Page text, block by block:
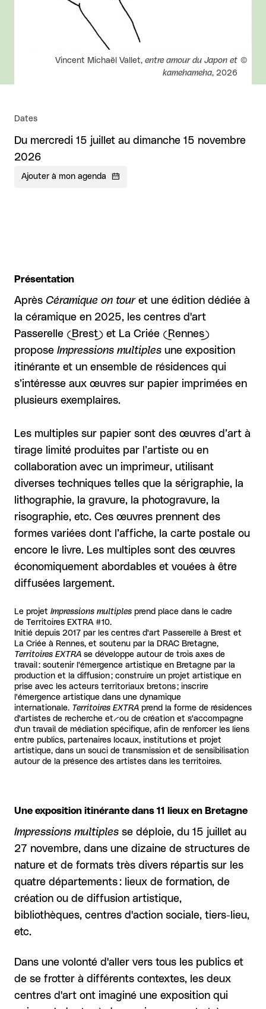
Droits réservés :
Vincent Michaël Vallet, entre amour du Japon et
kamehameha, 2026
Dates
Du mercredi 15 juillet au dimanche 15 novembre
2026
Ajouter à mon agenda
Présentation
Après Céramique on touret une édition dédiée à
la céramique en 2025, les centres d'art
Passerelle (Brest) et La Criée (Rennes)
propose Impressions multiples une exposition
itinérante et un ensemble de résidences qui
s’intéresse aux œuvres sur papier imprimées en
plusieurs exemplaires.
Les multiples sur papier sont des œuvres d’art à
tirage limité produites par l’artiste ou en
collaboration avec un imprimeur, utilisant
diverses techniques telles que la sérigraphie, la
lithographie, la gravure, la photogravure, la
risographie, etc. Ces œuvres prennent des
formes variées dont l’affiche, la carte postale ou
encore le livre. Les multiples sont des œuvres
économiquement abordables et vouées à être
diffusées largement.
Le projet Impressions multiples prend place dans le cadre
de Territoires EXTRA #10.
Initié depuis 2017 par les centres d'art Passerelle à Brest et
La Criée à Rennes, et soutenu par la DRAC Bretagne,
Territoires EXTRA se développe autour de trois axes de
travail : soutenir l'émergence artistique en Bretagne par la
production et la diffusion ; construire un projet artistique en
prise avec les acteurs territoriaux bretons ; inscrire
l'émergence artistique dans une dynamique
internationale. Territoires EXTRA prend la forme de résidences
d'artistes de recherche et--ou de création et s'accompagne
d'un travail de médiation spécifique, afin de renforcer les liens
entre publics, partenaires locaux, institutions et projet
artistique, dans un souci de transmission et de sensibilisation
autour de la présence des artistes dans les territoires.
Une exposition itinérante dans 11 lieux en Bretagne
Impressions multiples se déploie, du 15 juillet au
27 novembre, dans une dizaine de structures de
nature et de formats très divers répartis sur les
quatre départements : lieux de formation, de
création ou de diffusion artistique,
bibliothèques, centres d'action sociale, tiers-lieu,
etc.
Dans une volonté d'aller vers tous les publics et
de se frotter à différents contextes, les deux
centres d'art ont imaginé une exposition qui